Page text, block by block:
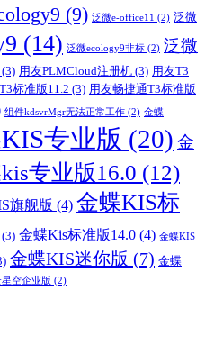
(9) 泛微e-office11 (2) 泛微
(14) 泛微ecology9非标 (2) 泛微
(3) 用友PLMCloud注册机 (3) 用友T3
标准版11.2 (3) 用友畅捷通T3标准版
组件kdsvrMgr无法正常工作 (2) 金蝶
专业版 (20) 金
专业版16.0 (12)
旗舰版 (4) 金蝶KIS标
(3) 金蝶Kis标准版14.0 (4) 金蝶KIS
金蝶KIS迷你版 (7) 金蝶
空企业版 (2)